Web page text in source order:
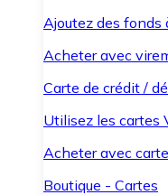
Ajoutez des fonds
Acheter avec
Carte de crédit /
Utilisez les cartes
Acheter avec carte
Boutique - Cartes